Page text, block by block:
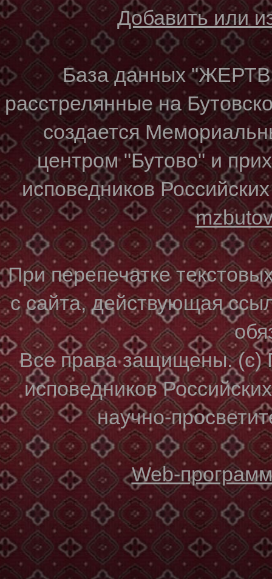
Добавить или
База данных
расстрелянные на
создается
центром "Бутово" и
исповедников
При перепечатке
с сайта, действующая
Все права защищены. (с)
исповедников
научно-
Web-